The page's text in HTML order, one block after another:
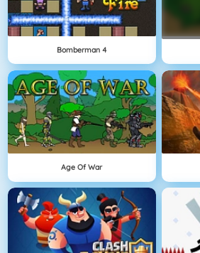
Bomberman 4
Age Of War